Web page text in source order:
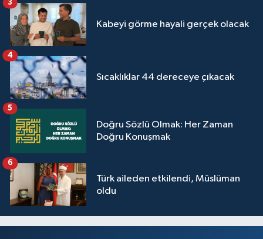
Kabeyi görme hayali gerçek olacak
3
Sıcaklıklar 44 dereceye çıkacak
4
Doğru Sözlü Olmak: Her Zaman
Doğru Konuşmak
5
Türk aileden etkilendi, Müslüman
oldu
6